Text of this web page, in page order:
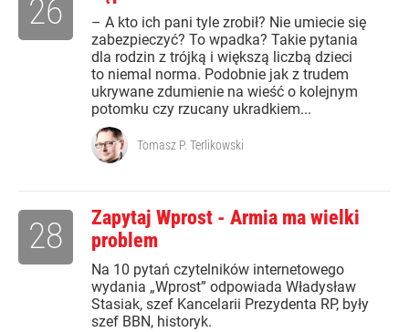
– A kto ich pani tyle zrobił? Nie umiecie się
zabezpieczyć? To wpadka? Takie pytania
dla rodzin z trójką i większą liczbą dzieci
to niemal norma. Podobnie jak z trudem
ukrywane zdumienie na wieść o kolejnym
potomku czy rzucany ukradkiem...
26
Tomasz P. Terlikowski
Zapytaj Wprost - Armia ma wielki
problem
Na 10 pytań czytelników internetowego
wydania „Wprost” odpowiada Władysław
Stasiak, szef Kancelarii Prezydenta RP, były
szef BBN, historyk.
28